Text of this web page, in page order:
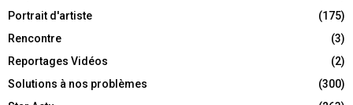
Portrait d'artiste
(175)
Rencontre
(3)
Reportages Vidéos
(2)
Solutions à nos problèmes
(300)